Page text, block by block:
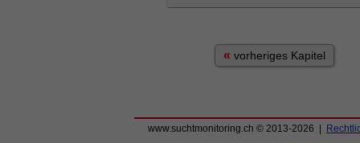
« vorheriges Kapitel
www.suchtmonitoring.ch © 2013-2026 |